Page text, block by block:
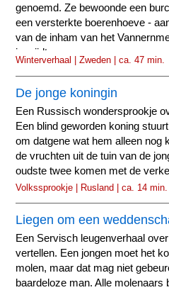
genoemd. Ze bewoonde een
een versterkte boerenhoeve -
van de inham van het
insnijdt.
Winterverhaal | Zweden | ca. 47 min.
De jonge koningin
Een Russisch wondersprookje
Een blind geworden koning
om datgene wat hem alleen nog
de vruchten uit de tuin van de
oudste twee komen met de
Volkssprookje | Rusland | ca. 14 min.
Liegen om een
Een Servisch leugenverhaal
vertellen. Een jongen moet het
molen, maar dat mag niet
baardeloze man. Alle molenaars